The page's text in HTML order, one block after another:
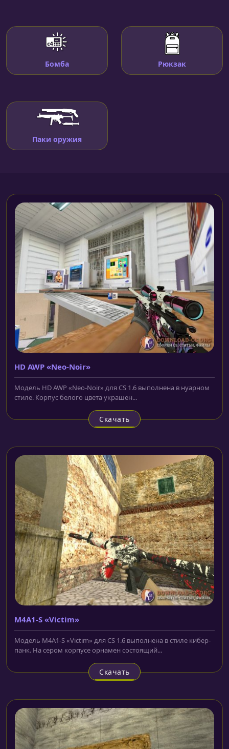
Бомба Рюкзак
Паки оружия
HD AWP «Neo-Noir»
Модель HD AWP «Neo-Noir» для CS 1.6 выполнена в нуарном
стиле. Корпус белого цвета украшен...
Скачать
M4A1-S «Victim»
Модель M4A1-S «Victim» для CS 1.6 выполнена в стиле кибер-
панк. На сером корпусе орнамен состоящий...
Скачать